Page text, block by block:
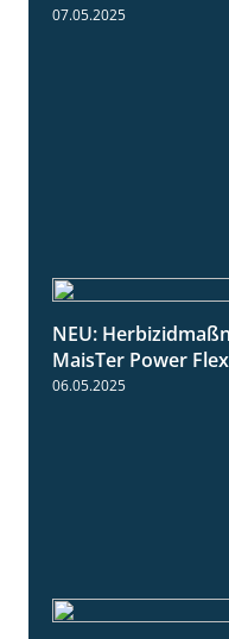
Neue Herbizide für
NEU:
MaisTer Power
06.05.2025